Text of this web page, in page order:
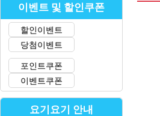
이벤트 및 할인쿠폰
할인이벤트
당첨이벤트
포인트쿠폰
이벤트쿠폰
요기요기 안내